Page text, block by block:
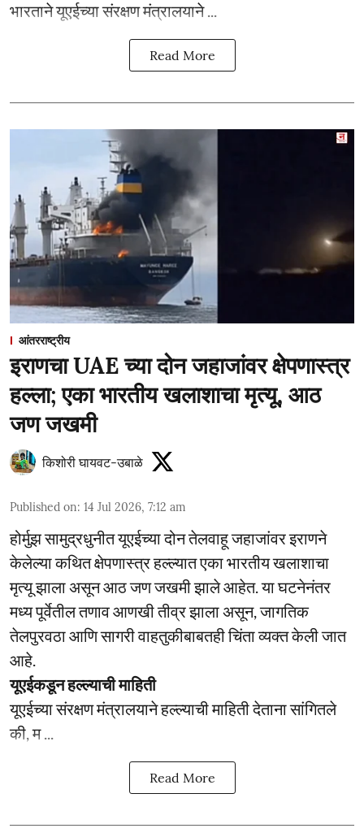
भारताने यूएईच्या संरक्षण मंत्रालयाने ...
Read More
आंतरराष्ट्रीय
इराणचा UAE च्या दोन जहाजांवर क्षेपणास्त्र
हल्ला; एका भारतीय खलाशाचा मृत्यू, आठ
जण जखमी
किशोरी घायवट-उबाळे
Published on: 14 Jul 2026, 7:12 am
होर्मुझ सामुद्रधुनीत यूएईच्या दोन तेलवाहू जहाजांवर इराणने
केलेल्या कथित क्षेपणास्त्र हल्ल्यात एका भारतीय खलाशाचा
मृत्यू झाला असून आठ जण जखमी झाले आहेत. या घटनेनंतर
मध्य पूर्वेतील तणाव आणखी तीव्र झाला असून, जागतिक
तेलपुरवठा आणि सागरी वाहतुकीबाबतही चिंता व्यक्त केली जात
आहे.
यूएईकडून हल्ल्याची माहिती
यूएईच्या संरक्षण मंत्रालयाने हल्ल्याची माहिती देताना सांगितले
की, म ...
Read More